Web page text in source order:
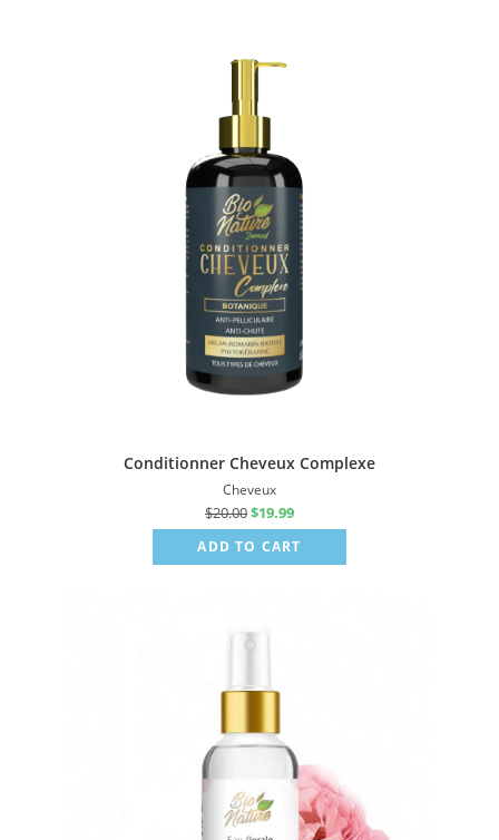
Conditionner Cheveux Complexe
Cheveux
$20.00$19.99
ADD TO CART